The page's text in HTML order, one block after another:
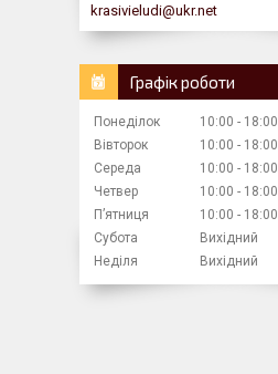
krasivieludi@ukr.net
Графік роботи
Понеділок 10:00
18:00
Вівторок
10:00
18:00
Середа
10:00
18:00
Четвер
10:00
18:00
Пʼятниця
10:00
18:00
Субота
Вихідний
Неділя
Вихідний